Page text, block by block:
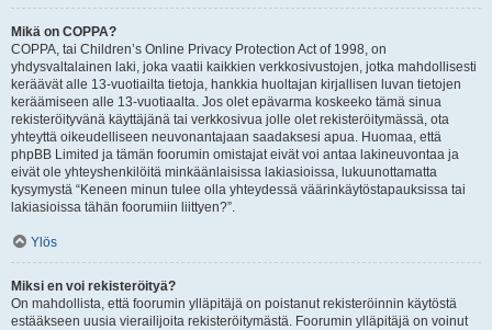
Mikä on COPPA?
COPPA, tai Children’s Online Privacy Protection Act of 1998, on
yhdysvaltalainen laki, joka vaatii kaikkien verkkosivustojen, jotka mahdollisesti
keräävät alle 13-vuotiailta tietoja, hankkia huoltajan kirjallisen luvan tietojen
keräämiseen alle 13-vuotiaalta. Jos olet epävarma koskeeko tämä sinua
rekisteröityvänä käyttäjänä tai verkkosivua jolle olet rekisteröitymässä, ota
yhteyttä oikeudelliseen neuvonantajaan saadaksesi apua. Huomaa, että
phpBB Limited ja tämän foorumin omistajat eivät voi antaa lakineuvontaa ja
eivät ole yhteyshenkilöitä minkäänlaisissa lakiasioissa, lukuunottamatta
kysymystä “Keneen minun tulee olla yhteydessä väärinkäytöstapauksissa tai
lakiasioissa tähän foorumiin liittyen?”.
Ylös
Miksi en voi rekisteröityä?
On mahdollista, että foorumin ylläpitäjä on poistanut rekisteröinnin käytöstä
estääkseen uusia vierailijoita rekisteröitymästä. Foorumin ylläpitäjä on voinut